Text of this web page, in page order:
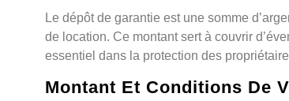
Le dépôt de garantie est une somme
de location. Ce montant sert à couvrir
essentiel dans la protection des
Montant Et Conditions De